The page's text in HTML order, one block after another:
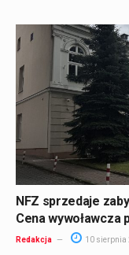
NFZ sprzedaje
Cena wywoławcza
Redakcja 10 sierpnia